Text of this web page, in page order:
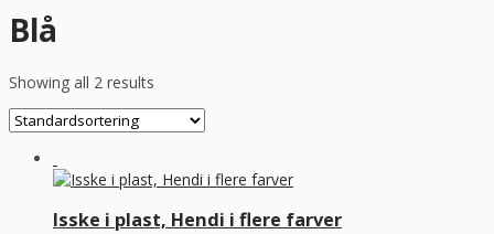
Blå
Showing all 2 results
Isske i plast, Hendi i flere farver